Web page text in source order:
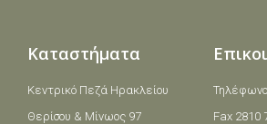
Καταστήματα
Κεντρικό Πεζά Ηρακλείου
Θερίσου & Μίνωος 97
Fax 2810